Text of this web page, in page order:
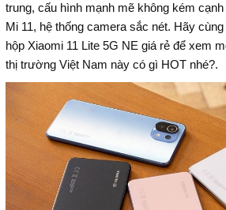
trung, cấu hình mạnh mẽ không kém
Mi 11, hệ thống camera sắc nét. Hãy
hộp Xiaomi 11 Lite 5G NE giá rẻ để xem
thị trường Việt Nam này có gì HOT nhé?.